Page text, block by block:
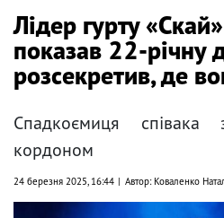
Лідер гурту
показав 22-річну
розсекретив, де
Спадкоємиця співака
кордоном
24 березня 2025, 16:44 Автор: Коваленко